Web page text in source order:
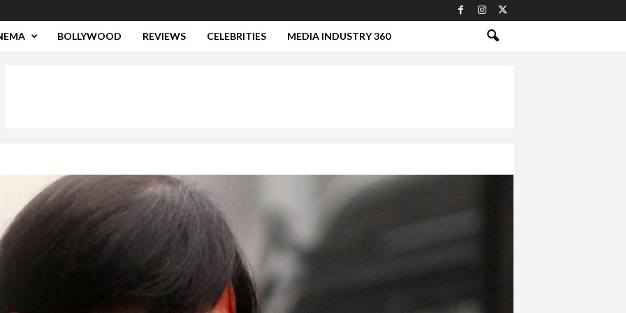
BOLLYWOOD REVIEWS CELEBRITIES MEDIA INDUSTRY 360